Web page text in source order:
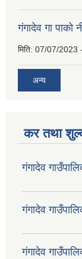
गंगादेव गा पाको
मिति: 07/07/2023
अन्य
कर तथा
गंगादेव
गंगादेव
गंगादेव